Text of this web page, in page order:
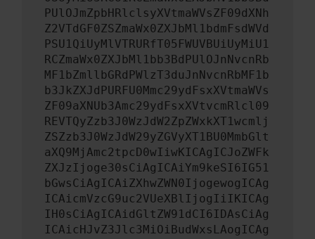
PUlOJmZpbHRlclsyXVtmaWVsZF09dXNh
Z2VTdGF0ZSZmaWx0ZXJbMl1bdmFsdWVd
PSU1QiUyMlVTRURfT05FWUVBUiUyMiU1
RCZmaWx0ZXJbMl1bb3BdPUlOJnNvcnRb
MF1bZmllbGRdPWlzT3duJnNvcnRbMF1b
b3JkZXJdPURFU0Mmc29ydFsxXVtmaWVs
ZF09aXNUb3Amc29ydFsxXVtvcmRlcl09
REVTQyZzb3J0WzJdW2ZpZWxkXT1wcmlj
ZSZzb3J0WzJdW29yZGVyXT1BU0MmbGlt
aXQ9MjAmc2tpcD0wIiwKICAgICJoZWFk
ZXJzIjoge30sCiAgICAiYm9keSI6IG51
bGwsCiAgICAiZXhwZWN0IjogewogICAg
ICAicmVzcG9uc2VUeXBlIjogIiIKICAg
IH0sCiAgICAidGltZW91dCI6IDAsCiAg
ICAicHJvZ3Jlc3MiOiBudWxsLAogICAg